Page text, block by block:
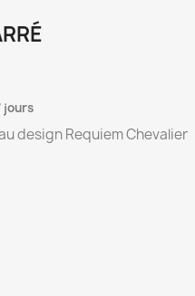
jours
design Requiem Chevalier